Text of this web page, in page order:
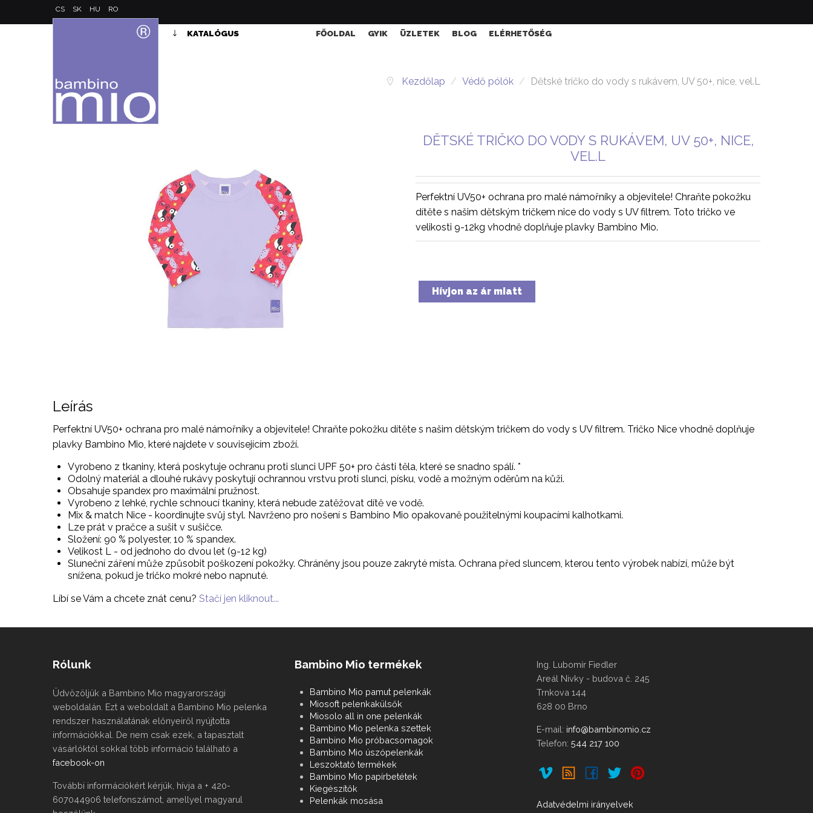
CS SK HU RO
KATALÓGUS FŐOLDAL GYIK ÜZLETEK BLOG ELÉRHETŐSÉG
Kezdőlap / Védő pólók / Dětské tričko do vody s rukávem, UV 50+, nice, vel.L
DĚTSKÉ TRIČKO DO VODY S RUKÁVEM, UV 50+, NICE,
VEL.L
Perfektní UV50+ ochrana pro malé námořníky a objevitele! Chraňte pokožku
dítěte s našim dětským tričkem nice do vody s UV filtrem. Toto tričko ve
velikosti 9-12kg vhodně doplňuje plavky Bambino Mio.
Hívjon az ár miatt
Leírás
Perfektní UV50+ ochrana pro malé námořníky a objevitele! Chraňte pokožku dítěte s našim dětským tričkem do vody s UV filtrem. Tričko Nice vhodně doplňuje
plavky Bambino Mio, které najdete v souvisejícím zboží.
Vyrobeno z tkaniny, která poskytuje ochranu proti slunci UPF 50+ pro části těla, které se snadno spálí. *
Odolný materiál a dlouhé rukávy poskytují ochrannou vrstvu proti slunci, písku, vodě a možným oděrům na kůži.
Obsahuje spandex pro maximální pružnost.
Vyrobeno z lehké, rychle schnoucí tkaniny, která nebude zatěžovat dítě ve vodě.
Mix & match Nice - koordinujte svůj styl. Navrženo pro nošení s Bambino Mio opakovaně použitelnými koupacími kalhotkami.
Lze prát v pračce a sušit v sušičce.
Složení: 90 % polyester, 10 % spandex.
Velikost L - od jednoho do dvou let (9-12 kg)
Sluneční záření může způsobit poškození pokožky. Chráněny jsou pouze zakryté místa. Ochrana před sluncem, kterou tento výrobek nabízí, může být
snížena, pokud je tričko mokré nebo napnuté.
Líbí se Vám a chcete znát cenu? Stačí jen kliknout...
Rólunk
Üdvözöljük a Bambino Mio magyarországi
weboldalán. Ezt a weboldalt a Bambino Mio pelenka
rendszer használatának előnyeiről nyújtotta
információkkal. De nem csak ezek, a tapasztalt
vásárlóktól sokkal több információ található a
facebook-on
További információkért kérjük, hívja a + 420-
607044906 telefonszámot, amellyel magyarul
Bambino Mio termékek
Bambino Mio pamut pelenkák
Miosoft pelenkakülsők
Miosolo all in one pelenkák
Bambino Mio pelenka szettek
Bambino Mio próbacsomagok
Bambino Mio úszópelenkák
Leszoktató termékek
Bambino Mio papírbetétek
Kiegészítők
Pelenkák mosása
Ing. Lubomír Fiedler
Areál Nivky - budova č. 245
Trnkova 144
628 00 Brno
E-mail:
Telefon: 544 217 100
Adatvédelmi irányelvek